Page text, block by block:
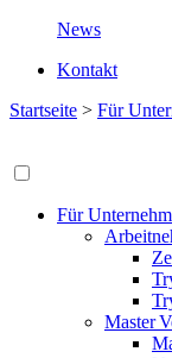
News
Kontakt
Startseite > Für
Für
Master